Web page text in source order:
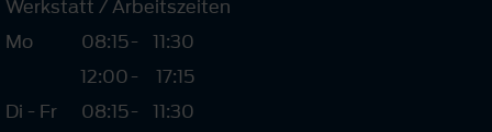
Werkstatt / Arbeitszeiten
Mo
08:15
12:00
-
-
11:30
17:15
Di - Fr
08:15- 11:30